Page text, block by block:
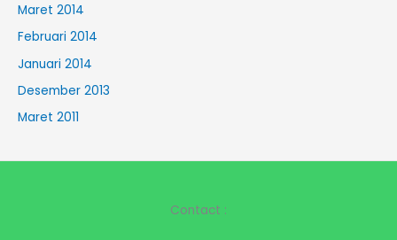
Maret 2014
Februari 2014
Januari 2014
Desember 2013
Maret 2011
Contact :